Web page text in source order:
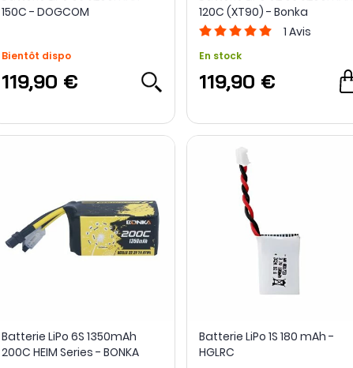
150C - DOGCOM
Bientôt dispo
119,90 €
120C (XT90) - Bonka
1 Avis
En stock
119,90 €
Batterie LiPo 6S 1350mAh
200C HEIM Series - BONKA
Batterie LiPo 1S 180 mAh -
HGLRC